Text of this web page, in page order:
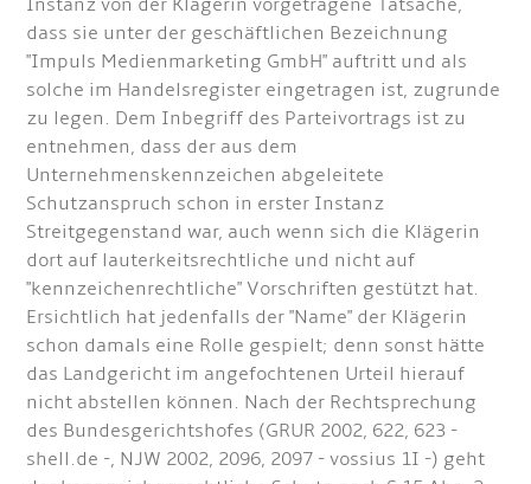
Instanz von der Klägerin vorgetragene Tatsache,
dass sie unter der geschäftlichen Bezeichnung
"Impuls Medienmarketing GmbH" auftritt und als
solche im Handelsregister eingetragen ist, zugrunde
zu legen. Dem Inbegriff des Parteivortrags ist zu
entnehmen, dass der aus dem
Unternehmenskennzeichen abgeleitete
Schutzanspruch schon in erster Instanz
Streitgegenstand war, auch wenn sich die Klägerin
dort auf lauterkeitsrechtliche und nicht auf
"kennzeichenrechtliche" Vorschriften gestützt hat.
Ersichtlich hat jedenfalls der "Name" der Klägerin
schon damals eine Rolle gespielt; denn sonst hätte
das Landgericht im angefochtenen Urteil hierauf
nicht abstellen können. Nach der Rechtsprechung
des Bundesgerichtshofes (GRUR 2002, 622, 623 -
shell.de -, NJW 2002, 2096, 2097 - vossius 1I -) geht